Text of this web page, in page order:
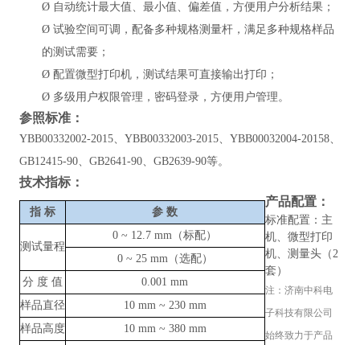
Ø 自动统计最大值、最小值、偏差值，方便用户分析结果；
Ø 试验空间可调，配备多种规格测量杆，满足多种规格样品
的测试需要；
Ø 配置微型打印机，测试结果可直接输出打印；
Ø 多级用户权限管理，密码登录，方便用户管理。
参照标准：
YBB00332002-2015、YBB00332003-2015、YBB00032004-20158、
GB12415-90、GB2641-90、GB2639-90等。
技术指标：
指 标 参 数
测试量程
0 ~ 12.7 mm（标配）
0~ 25 mm（选配）
分 度 值
0.001 mm
样品直径
10 mm~ 230 mm
样品高度
10 mm~ 380 mm
产品配置：
标准配置：主
机、微型打印
机、测量头（2
套）
注： 济南中科电
子科技有限公司
始终致力于产品